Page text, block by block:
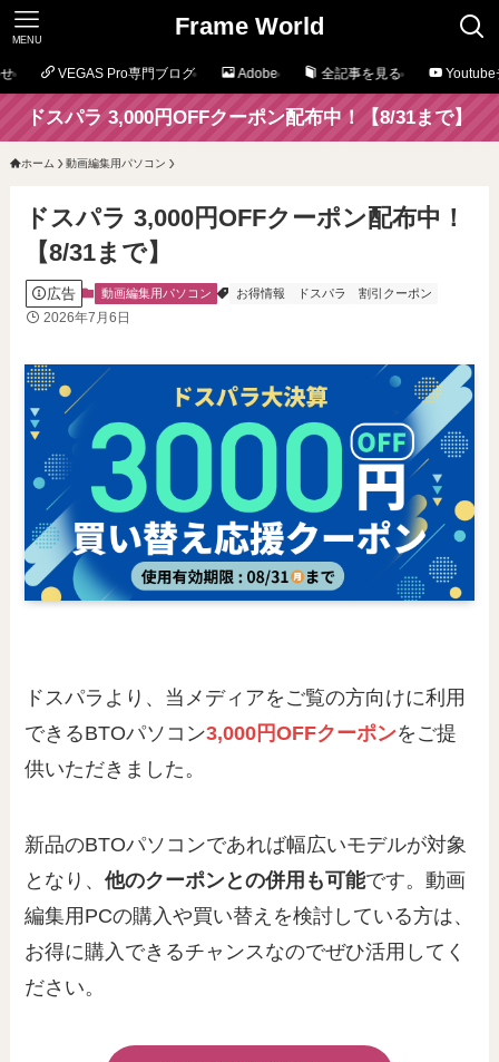
Frame World
MENU
VEGAS Pro専門ブログ Adobe 全記事を見る Youtube
ドスパラ 3,000円OFFクーポン配布中！【8/31まで】
ホーム 動画編集用パソコン
ドスパラ 3,000円OFFクーポン配布中！
【8/31まで】
広告 動画編集用パソコン お得情報 ドスパラ 割引クーポン
2026年7月6日
ドスパラより、当メディアをご覧の方向けに利用
できるBTOパソコン3,000円OFFクーポンをご提
供いただきました。
新品のBTOパソコンであれば幅広いモデルが対象
となり、他のクーポンとの併用も可能です。動画
編集用PCの購入や買い替えを検討している方は、
お得に購入できるチャンスなのでぜひ活用してく
ださい。